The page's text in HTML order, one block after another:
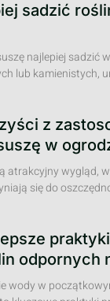
sadzić
najlepiej sadzić
lub kamienistych,
z
w
atrakcyjny wygląd,
się do
odpornych
wody w